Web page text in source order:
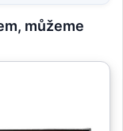
můžeme